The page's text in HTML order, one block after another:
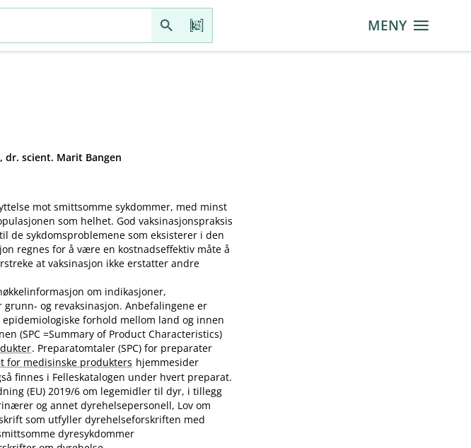
MENY
dr. scient. Marit Bangen
mot smittsomme sykdommer, med minst
som helhet. God vaksinasjonspraksis
de sykdomsproblemene som eksisterer i den
regnes for å være en kostnadseffektiv måte å
at vaksinasjon ikke erstatter andre
om indikasjoner,
og revaksinasjon. Anbefalingene er
forhold mellom land og innen
(SPC =Summary of Product Characteristics)
. Preparatomtaler (SPC) for preparater
for medisinske produkters hjemmesider
finnes i Felleskatalogen under hvert preparat.
(EU) 2019/6 om legemidler til dyr, i tillegg
og annet dyrehelsepersonell, Lov om
som utfyller dyrehelseforskriften med
dyresykdommer